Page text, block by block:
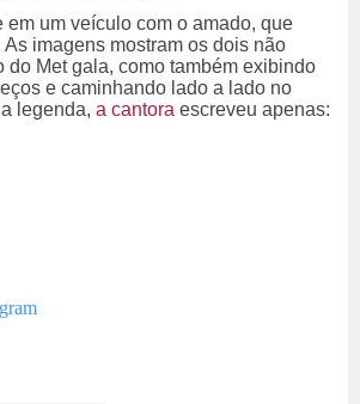
em um veículo com o amado, que
imagens mostram os dois não
do Met gala, como também exibindo
e caminhando lado a lado no
legenda, a cantora escreveu apenas: